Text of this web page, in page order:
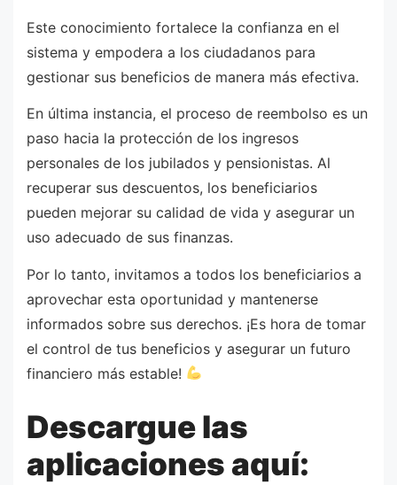
Este conocimiento fortalece la confianza en el
sistema y empodera a los ciudadanos para
gestionar sus beneficios de manera más efectiva.
En última instancia, el proceso de reembolso es un
paso hacia la protección de los ingresos
personales de los jubilados y pensionistas. Al
recuperar sus descuentos, los beneficiarios
pueden mejorar su calidad de vida y asegurar un
uso adecuado de sus finanzas.
Por lo tanto, invitamos a todos los beneficiarios a
aprovechar esta oportunidad y mantenerse
informados sobre sus derechos. ¡Es hora de tomar
el control de tus beneficios y asegurar un futuro
financiero más estable!
Descargue las
aplicaciones aquí: